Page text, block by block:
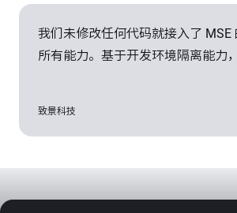
我们未修改任何代码就接入了 MSE
所有能力。基于开发环境隔离能力
致景科技